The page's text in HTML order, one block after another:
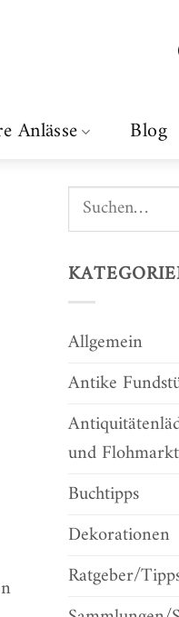
Anlässe Blog
Allgemein
Antike
und
Buchtipps
Dekorationen
Ratgeber/